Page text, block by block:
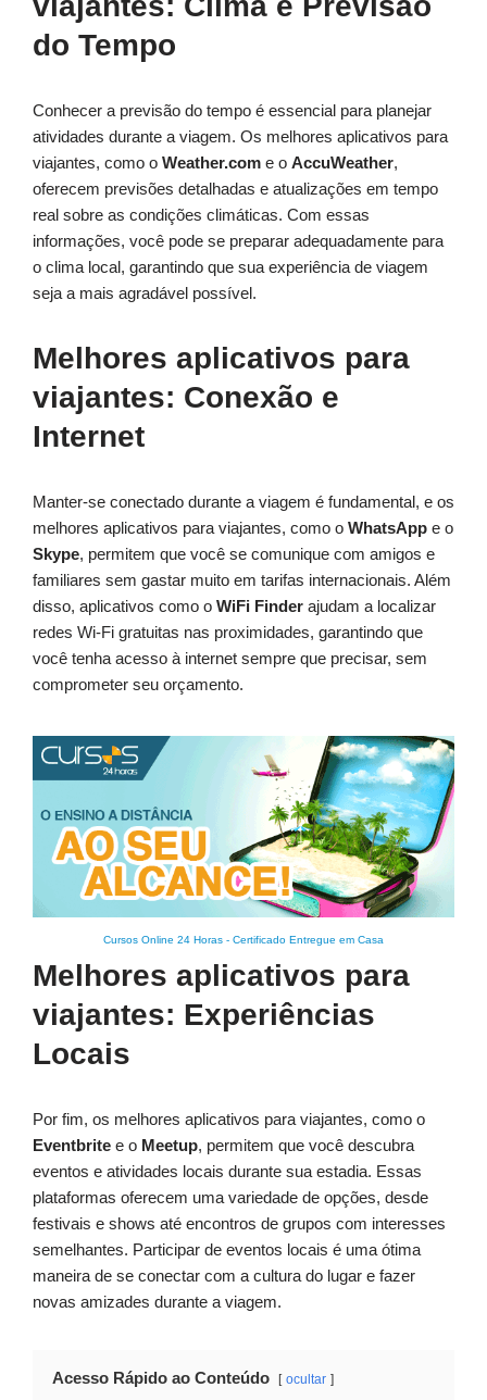
do Tempo
Conhecer a previsão do tempo é essencial para planejar
atividades durante a viagem. Os melhores aplicativos para
viajantes, como o Weather.com e o AccuWeather,
oferecem previsões detalhadas e atualizações em tempo
real sobre as condições climáticas. Com essas
informações, você pode se preparar adequadamente para
o clima local, garantindo que sua experiência de viagem
seja a mais agradável possível.
Melhores aplicativos para
viajantes: Conexão e
Internet
Manter-se conectado durante a viagem é fundamental, e os
melhores aplicativos para viajantes, como o WhatsApp e o
Skype, permitem que você se comunique com amigos e
familiares sem gastar muito em tarifas internacionais. Além
disso, aplicativos como o WiFi Finder ajudam a localizar
redes Wi-Fi gratuitas nas proximidades, garantindo que
você tenha acesso à internet sempre que precisar, sem
comprometer seu orçamento.
Cursos Online 24 Horas - Certificado Entregue em Casa
Melhores aplicativos para
viajantes: Experiências
Locais
Por fim, os melhores aplicativos para viajantes, como o
Eventbrite e o Meetup, permitem que você descubra
eventos e atividades locais durante sua estadia. Essas
plataformas oferecem uma variedade de opções, desde
festivais e shows até encontros de grupos com interesses
semelhantes. Participar de eventos locais é uma ótima
maneira de se conectar com a cultura do lugar e fazer
novas amizades durante a viagem.
Acesso Rápido ao Conteúdo ocultar